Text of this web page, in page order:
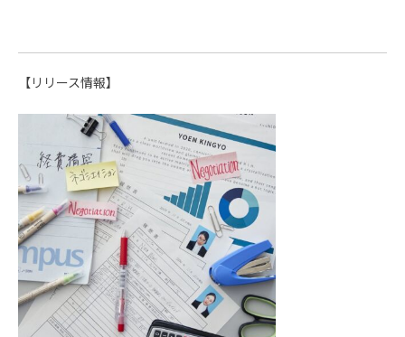
【リリース情報】